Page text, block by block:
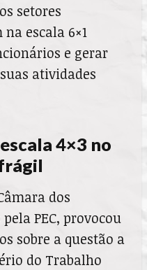
setores
escala 6×1
e gerar
atividades
4×3 no
dos
PEC, provocou
sobre a questão a
do Trabalho